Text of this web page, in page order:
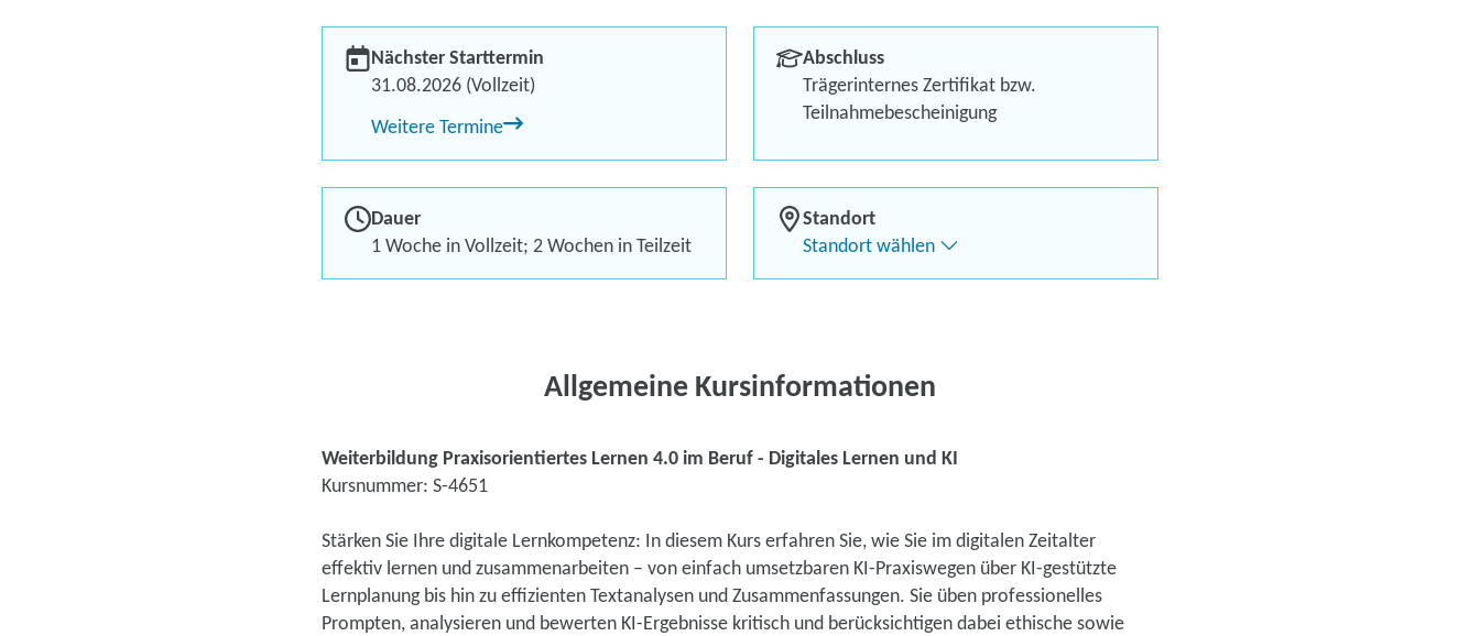
Berufliches Profil optimieren
Bis zu 100 % Förderung
Flexibel dank Live-Online-Trainings
Nächster Starttermin
31.08.2026 (Vollzeit)
Weitere Termine
Abschluss
Trägerinternes Zertifikat bzw.
Teilnahmebescheinigung
Dauer
1 Woche in Vollzeit; 2 Wochen in Teilzeit
Standort
Standort wählen
Allgemeine Kursinformationen
Weiterbildung Praxisorientiertes Lernen 4.0 im Beruf - Digitales Lernen und KI
Kursnummer: S-4651
Stärken Sie Ihre digitale Lernkompetenz: In diesem Kurs erfahren Sie, wie Sie im digitalen Zeitalter
effektiv lernen und zusammenarbeiten – von einfach umsetzbaren KI-Praxiswegen über KI-gestützte
Lernplanung bis hin zu effizienten Textanalysen und Zusammenfassungen. Sie üben professionelles
Prompten, analysieren und bewerten KI-Ergebnisse kritisch und berücksichtigen dabei ethische sowie